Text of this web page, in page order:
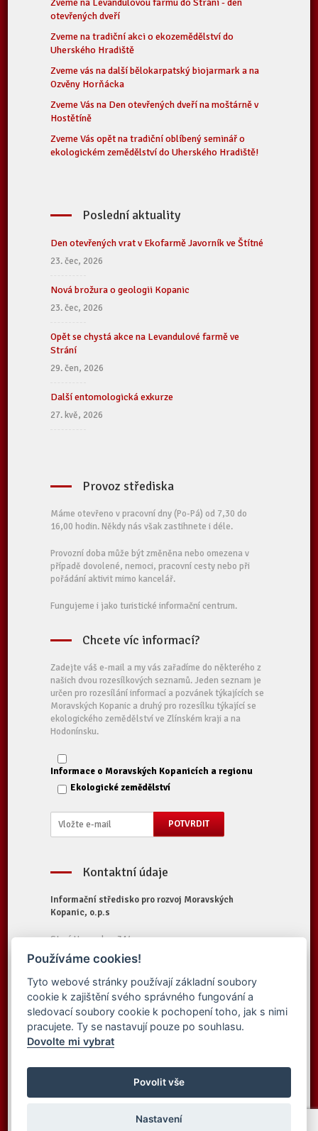
Zveme na Levandulovou farmu do Strání - den
otevřených dveří
Zveme na tradiční akci o ekozemědělství do
Uherského Hradiště
Zveme vás na další bělokarpatský biojarmark a na
Ozvěny Horňácka
Zveme Vás na Den otevřených dveří na moštárně v
Hostětíně
Zveme Vás opět na tradiční oblíbený seminář o
ekologickém zemědělství do Uherského Hradiště!
Poslední aktuality
Den otevřených vrat v Ekofarmě Javorník ve Štítné
23. čec, 2026
Nová brožura o geologii Kopanic
23. čec, 2026
Opět se chystá akce na Levandulové farmě ve
Strání
29. čen, 2026
Další entomologická exkurze
27. kvě, 2026
Provoz střediska
Máme otevřeno v pracovní dny (Po-Pá) od 7,30 do
16,00 hodin. Někdy nás však zastihnete i déle.
Provozní doba může být změněna nebo omezena v
případě dovolené, nemoci, pracovní cesty nebo při
pořádání aktivit mimo kancelář.
Fungujeme i jako turistické informační centrum.
Chcete víc informací?
Zadejte váš e-mail a my vás zařadíme do některého z
našich dvou rozesílkových seznamů. Jeden seznam je
určen pro rozesílání informací a pozvánek týkajících se
Moravských Kopanic a druhý pro rozesílku týkající se
ekologického zemědělství ve Zlínském kraji a na
Hodonínsku.
Informace o Moravských Kopanicích a regionu
Ekologické zemědělství
Kontaktní údaje
Informační středisko pro rozvoj Moravských
Kopanic, o.p.s
Starý Hrozenkov 314
687 74 Starý Hrozenkov
Tel.:+420 572 696 323
E-mail:
iskopanice@iskopanice.cz
Web:https://www.iskopanice.cz
© 2016 Informační středisko pro rozvoj
Moravských Kopanic, o.p.s. - Všechna práva
Vytvořilo studio
Používáme cookies!
Tyto webové stránky používají základní soubory
cookie k zajištění svého správného fungování a
sledovací soubory cookie k pochopení toho, jak s nimi
pracujete. Ty se nastavují pouze po souhlasu.
Dovolte mi vybrat
Povolit vše
Nastavení